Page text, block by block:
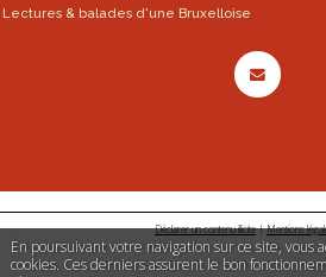
En poursuivant votre navigation sur ce site, vous
cookies. Ces derniers assurent le bon
Lectures & balades d'une Bruxelloise
Déclarer un contenu illicite|Mentions